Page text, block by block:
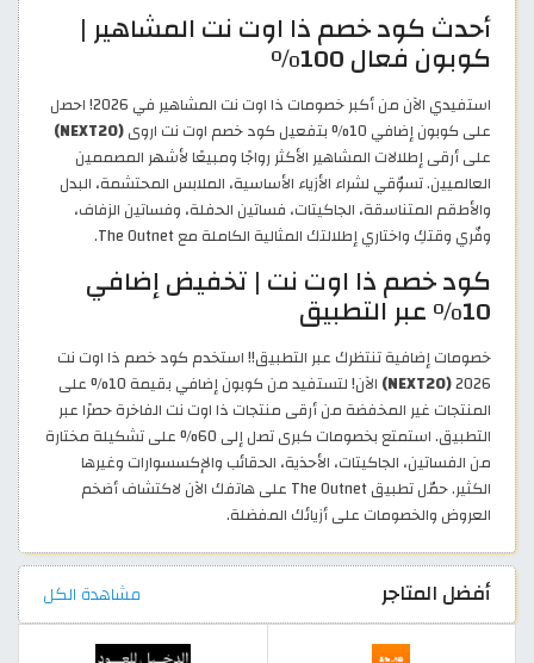
أحدث كود خصم ذا اوت نت المشاهير |
كوبون فعال 100%
استفيدي الآن من أكبر خصومات ذا اوت نت المشاهير في 2026! احصل
على كوبون إضافي 10% بتفعيل كود خصم اوت نت اروى
(NEXT20)
على أرقى إطلالات المشاهير الأكثر رواجًا ومبيعًا لأشهر المصممين
العالميين. تسوّقي لشراء الأزياء الأساسية، الملابس المحتشمة، البدل
والأطقم المتناسقة، الجاكيتات، فساتين الحفلة، وفساتين الزفاف،
وفّري وقتكِ واختاري إطلالتك المثالية الكاملة مع The Outnet.
كود خصم ذا اوت نت | تخفيض إضافي
10% عبر التطبيق
خصومات إضافية تنتظرك عبر التطبيق!! استخدم كود خصم ذا اوت نت
2026
(NEXT20)
الآن! لتستفيد من كوبون إضافي بقيمة 10% على
المنتجات غير المخفضة من أرقى منتجات ذا اوت نت الفاخرة حصرًا عبر
التطبيق. استمتع بخصومات كبرى تصل إلى 60% على تشكيلة مختارة
من الفساتين، الجاكيتات، الأحذية، الحقائب والإكسسوارات وغيرها
الكثير. حمّل تطبيق The Outnet على هاتفك الآن لاكتشاف أضخم
العروض والخصومات على أزيائك المفضلة.
أفضل المتاجر مشاهدة الكل